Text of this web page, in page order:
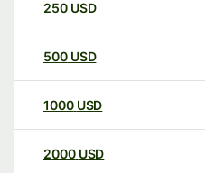
250 USD
500 USD
1000 USD
2000 USD